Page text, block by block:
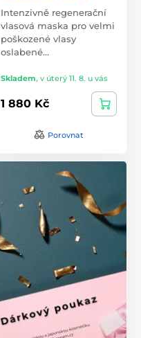
Intenzivně regenerační
vlasová maska pro velmi
poškozené vlasy
oslabené…
Skladem, v úterý 11. 8. u vás
1 880 Kč
Porovnat